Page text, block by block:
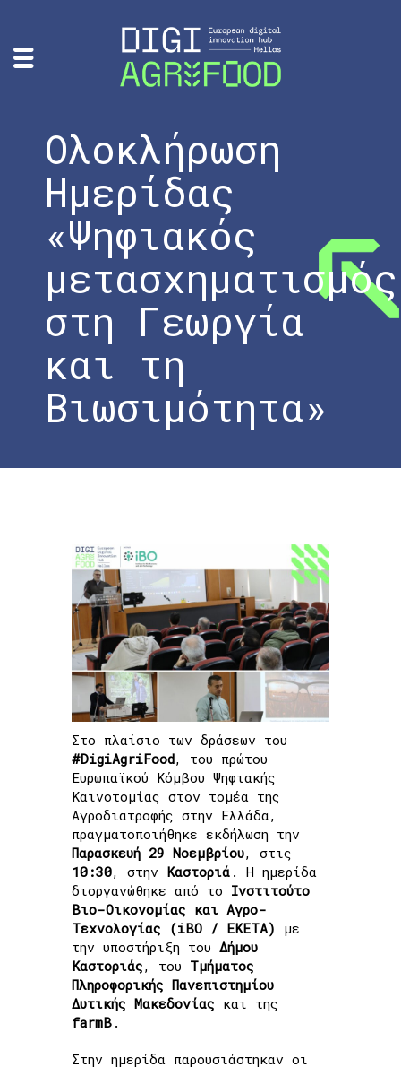
Ολοκλήρωση
Ημερίδας
«Ψηφιακός
μετασχηματισμός
στη Γεωργία
και τη
Βιωσιμότητα»
Στο πλαίσιο των δράσεων του
#DigiAgriFood, του πρώτου
Ευρωπαϊκού Κόμβου Ψηφιακής
Καινοτομίας στον τομέα της
Αγροδιατροφής στην Ελλάδα,
πραγματοποιήθηκε εκδήλωση την
Παρασκευή 29 Νοεμβρίου, στις
10:30, στην Καστοριά . Η ημερίδα
διοργανώθηκε από το Ινστιτούτο
Βιο-Οικονομίας και Αγρο-
Τεχνολογίας (iBO / ΕΚΕΤΑ) με
την υποστήριξη του Δήμου
Καστοριάς, του Τμήματος
Πληροφορικής Πανεπιστημίου
Δυτικής Μακεδονίας και της
farmB .
Στην ημερίδα παρουσιάστηκαν οι